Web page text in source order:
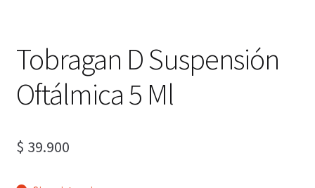
Tobragan D Suspensión
Oftálmica 5 Ml
$ 39.900